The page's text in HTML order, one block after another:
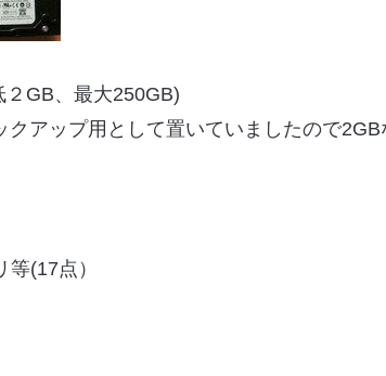
２GB、最大250GB)
アップ用として置いていましたので2GB
(17点）